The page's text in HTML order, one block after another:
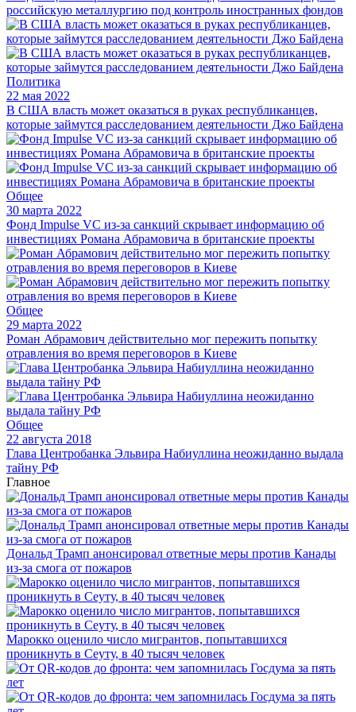
российскую металлургию под контроль иностранных фондов
Политика
22 мая 2022
В США власть может оказаться в руках республиканцев,
которые займутся расследованием деятельности Джо Байдена
Общее
30 марта 2022
Фонд Impulse VC из-за санкций скрывает информацию об
инвестициях Романа Абрамовича в британские проекты
Общее
29 марта 2022
Роман Абрамович действительно мог пережить попытку
отравления во время переговоров в Киеве
Общее
22 августа 2018
Глава Центробанка Эльвира Набиуллина неожиданно выдала
тайну РФ
Главное
Дональд Трамп анонсировал ответные меры против Канады
из-за смога от пожаров
Марокко оценило число мигрантов, попытавшихся
проникнуть в Сеуту, в 40 тысяч человек